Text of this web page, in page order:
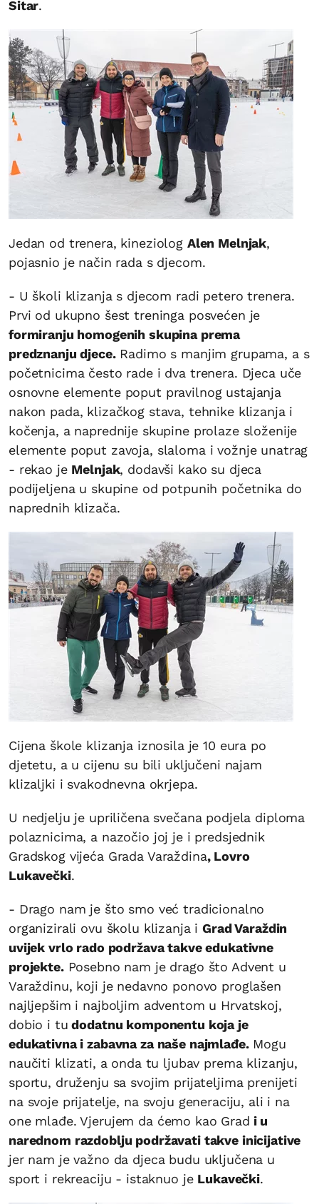
Sitar.
Jedan od trenera, kineziolog Alen Melnjak,
pojasnio je način rada s djecom.
- U školi klizanja s djecom radi petero trenera.
Prvi od ukupno šest treninga posvećen je
formiranju homogenih skupina prema
predznanju djece.Radimo s manjim grupama, a s
početnicima često rade i dva trenera. Djeca uče
osnovne elemente poput pravilnog ustajanja
nakon pada, klizačkog stava, tehnike klizanja i
kočenja, a naprednije skupine prolaze složenije
elemente poput zavoja, slaloma i vožnje unatrag
- rekao je Melnjak, dodavši kako su djeca
podijeljena u skupine od potpunih početnika do
naprednih klizača.
Cijena škole klizanja iznosila je 10 eura po
djetetu, a u cijenu su bili uključeni najam
klizaljki i svakodnevna okrjepa.
U nedjelju je upriličena svečana podjela diploma
polaznicima, a nazočio joj je i predsjednik
Gradskog vijeća Grada Varaždina, Lovro
Lukavečki.
- Drago nam je što smo već tradicionalno
organizirali ovu školu klizanja iGrad Varaždin
uvijek vrlo rado podržava takve edukativne
projekte.Posebno nam je drago što Advent u
Varaždinu, koji je nedavno ponovo proglašen
najljepšim i najboljim adventom u Hrvatskoj,
dobio i tu dodatnu komponentu koja je
edukativna i zabavna za naše najmlađe.Mogu
naučiti klizati, a onda tu ljubav prema klizanju,
sportu, druženju sa svojim prijateljima prenijeti
na svoje prijatelje, na svoju generaciju, ali i na
one mlađe. Vjerujem da ćemo kao Grad i u
narednom razdoblju podržavati takve inicijative
jer nam je važno da djeca budu uključena u
sport i rekreaciju - istaknuo je Lukavečki.